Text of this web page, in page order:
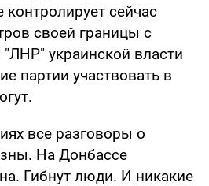
контролирует сейчас
своей границы с
украинской власти
партии участвовать в
все разговоры о
На Донбассе
Гибнут люди. И никакие